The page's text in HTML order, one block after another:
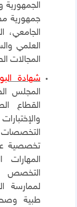
جمهورية
الجامعي،
العلمي
المجالات
شهادة
المجلس
القطاع
تخصصية
المهارات
التخصص
لممارسة
طبية